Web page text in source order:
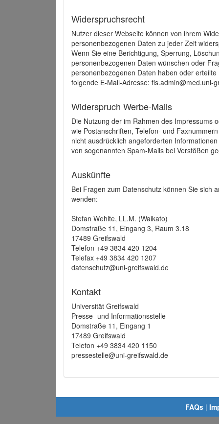
Widerspruchsrecht
Nutzer dieser Webseite können von ihrem
personenbezogenen Daten zu jeder Zeit
Wenn Sie eine Berichtigung, Sperrung,
personenbezogenen Daten wünschen oder
personenbezogenen Daten haben oder
folgende E-Mail-Adresse: fis.admin@med.uni-
Widerspruch Werbe-Mails
Die Nutzung der im Rahmen des Impressums
wie Postanschriften, Telefon- und
nicht ausdrücklich angeforderten
von sogenannten Spam-Mails bei Verstößen
Auskünfte
Bei Fragen zum Datenschutz können Sie sich
wenden:
Stefan Wehlte, LL.M. (Waikato)
Domstraße 11, Eingang 3, Raum 3.18
17489 Greifswald
Telefon +49 3834 420 1204
Telefax +49 3834 420 1207
datenschutz@uni-greifswald.de
Kontakt
Universität Greifswald
Presse- und Informationsstelle
Domstraße 11, Eingang 1
17489 Greifswald
Telefon +49 3834 420 1150
pressestelle@uni-greifswald.de
FAQs |